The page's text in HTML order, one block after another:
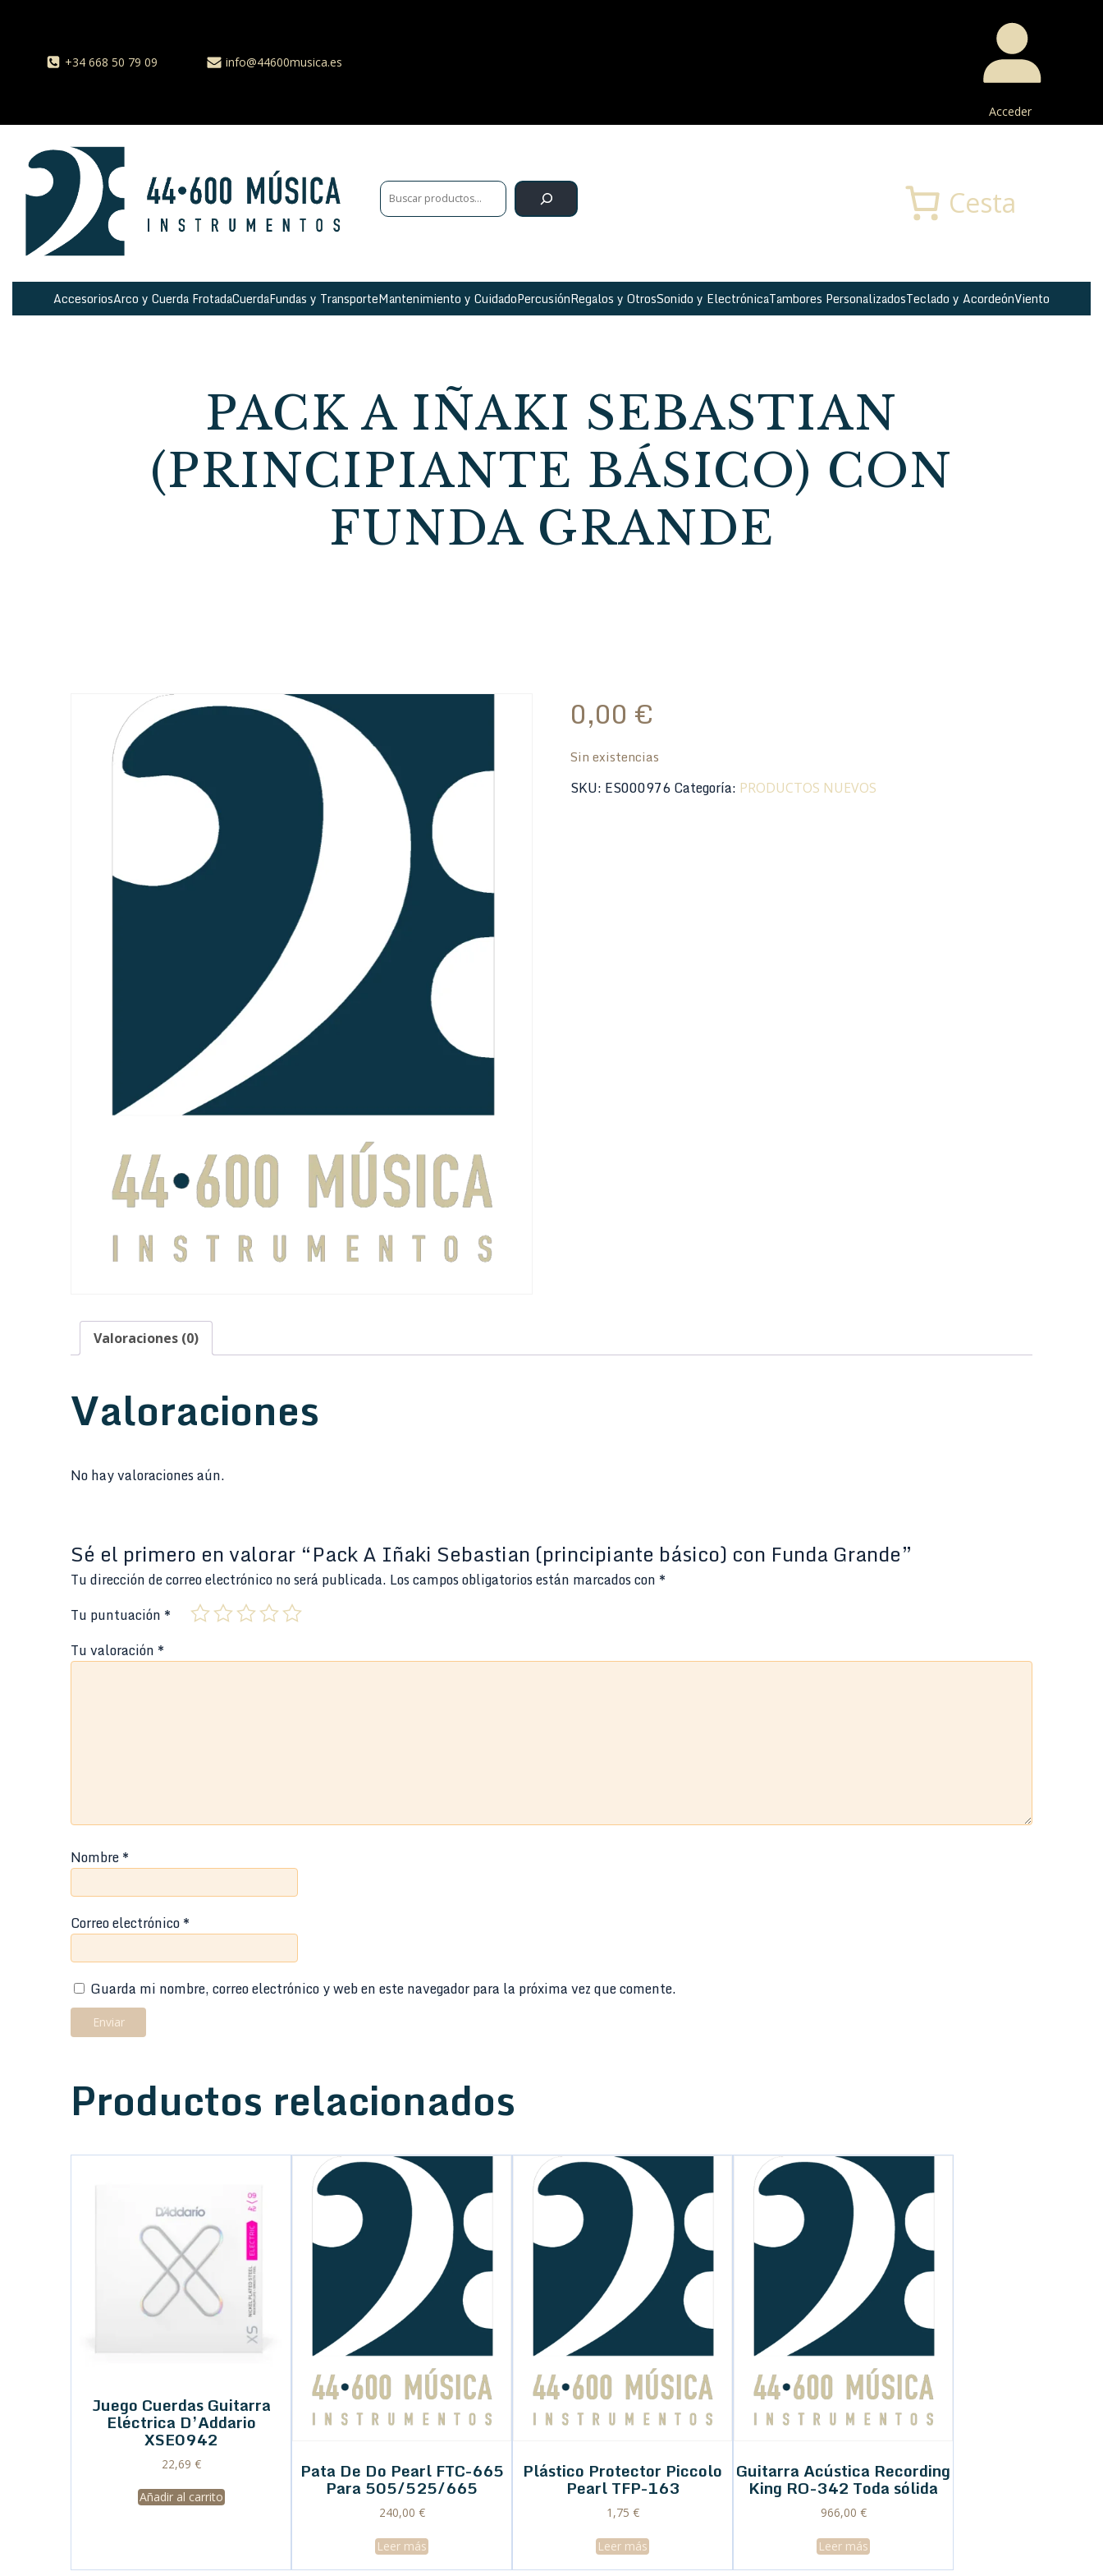
+34 668 50 79 09 info@44600musica.es
Acceder
Cesta
AccesoriosArco y Cuerda FrotadaCuerdaFundas y TransporteMantenimiento y CuidadoPercusiónRegalos y OtrosSonido y ElectrónicaTambores PersonalizadosTeclado y AcordeónViento
PACK A IÑAKI SEBASTIAN
(PRINCIPIANTE BÁSICO) CON
FUNDA GRANDE
0,00 €
Sin existencias
SKU: ES000976Categoría: PRODUCTOS NUEVOS
Valoraciones (0)
Valoraciones
No hay valoraciones aún.
Sé el primero en valorar “Pack A Iñaki Sebastian (principiante básico) con Funda Grande”
Tu dirección de correo electrónico no será publicada. Los campos obligatorios están marcados con *
Tu puntuación *
Tu valoración *
Nombre*
Correo electrónico*
Guarda mi nombre, correo electrónico y web en este navegador para la próxima vez que comente.
Productos relacionados
Juego Cuerdas Guitarra
Eléctrica D’Addario
XSE0942
22,69 €
Añadir al carrito
Pata De Do Pearl FTC-665
Para 505/525/665
240,00 €
Leer más
Plástico Protector Piccolo
Pearl TFP-163
1,75 €
Leer más
Guitarra Acústica Recording
King RO-342 Toda sólida
966,00 €
Leer más